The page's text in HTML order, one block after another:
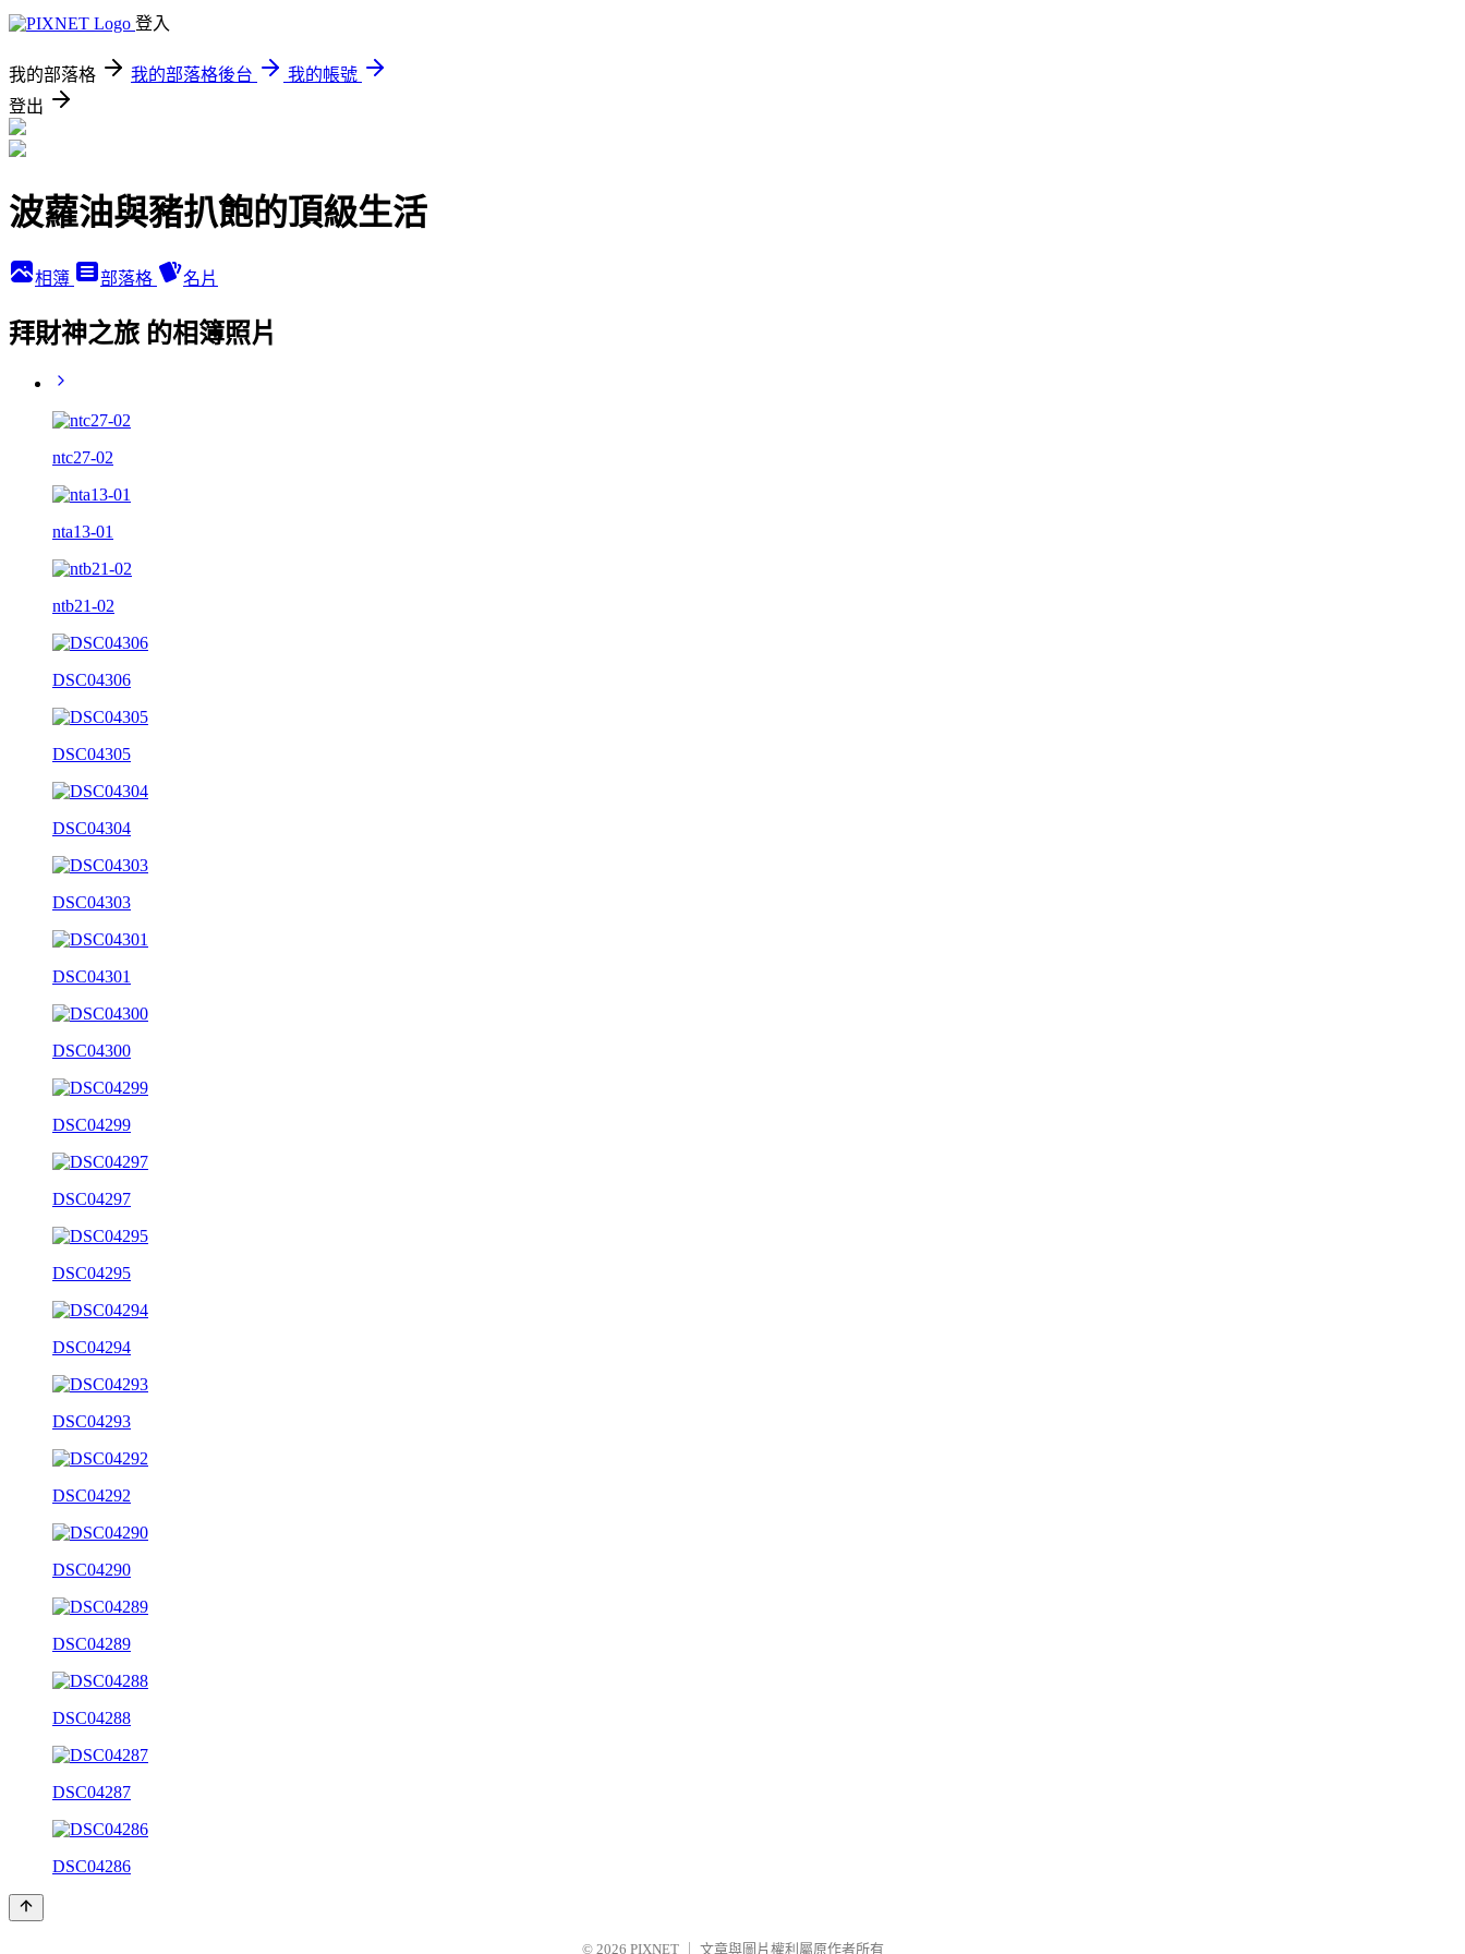
登入
我的部落格 我的部落格後台
我的帳號
登出
波蘿油與豬扒飽的頂級生活
相簿 部落格 名片
拜財神之旅 的相簿照片
ntc27-02
nta13-01
ntb21-02
DSC04306
DSC04305
DSC04304
DSC04303
DSC04301
DSC04300
DSC04299
DSC04297
DSC04295
DSC04294
DSC04293
DSC04292
DSC04290
DSC04289
DSC04288
DSC04287
DSC04286
© 2026 PIXNET 文章與圖片權利屬原作者所有